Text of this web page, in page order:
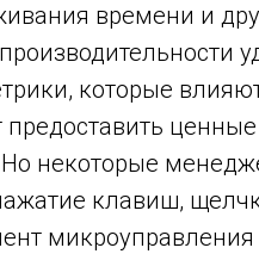
времени и
которые
некоторые
клавиш,